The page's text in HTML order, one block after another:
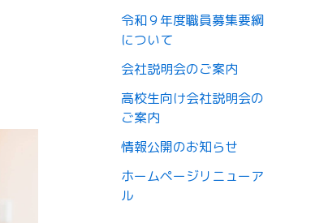
令和９年度職員募集要綱
について
会社説明会のご案内
高校生向け会社説明会の
ご案内
情報公開のお知らせ
ホームページリニューア
ル